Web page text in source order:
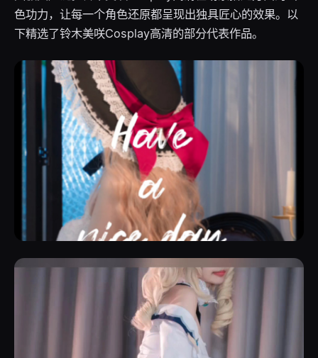
色功力，让每一个角色还原都呈现出独具匠心的效果。以
下精选了铃木美咲Cosplay高清的部分代表作品。